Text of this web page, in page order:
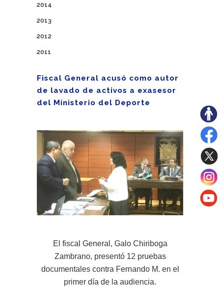
2014
2013
2012
2011
Fiscal General acusó como autor
de lavado de activos a exasesor
del Ministerio del Deporte
El fiscal General, Galo Chiriboga
Zambrano, presentó 12 pruebas
documentales contra Fernando M. en el
primer día de la audiencia.